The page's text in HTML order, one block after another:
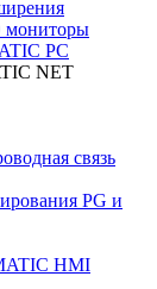
PC
NET
связь
PG и
HMI